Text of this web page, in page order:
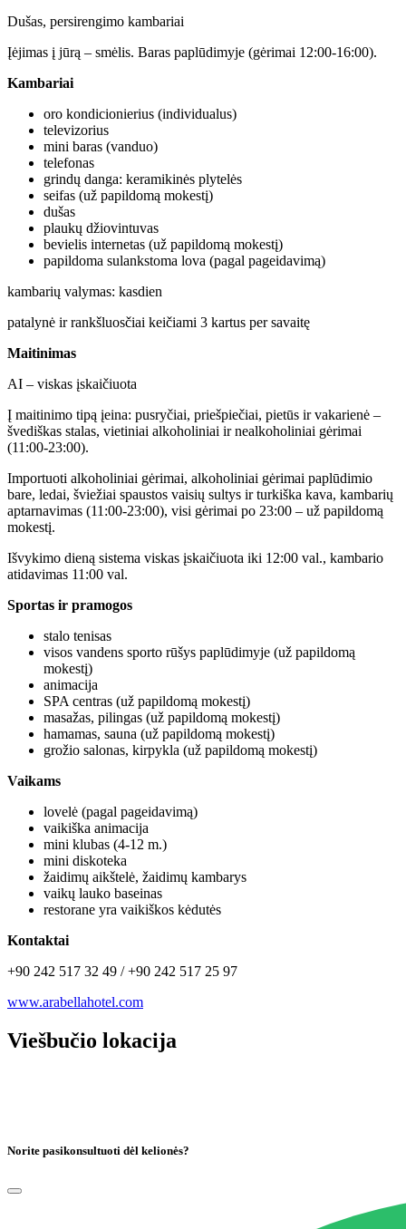
Dušas, persirengimo kambariai
Įėjimas į jūrą – smėlis. Baras paplūdimyje (gėrimai 12:00-16:00).
Kambariai
oro kondicionierius (individualus)
televizorius
mini baras (vanduo)
telefonas
grindų danga: keramikinės plytelės
seifas (už papildomą mokestį)
dušas
plaukų džiovintuvas
bevielis internetas (už papildomą mokestį)
papildoma sulankstoma lova (pagal pageidavimą)
kambarių valymas: kasdien
patalynė ir rankšluosčiai keičiami 3 kartus per savaitę
Maitinimas
AI – viskas įskaičiuota
Į maitinimo tipą įeina: pusryčiai, priešpiečiai, pietūs ir vakarienė –
švediškas stalas, vietiniai alkoholiniai ir nealkoholiniai gėrimai
(11:00-23:00).
Importuoti alkoholiniai gėrimai, alkoholiniai gėrimai paplūdimio
bare, ledai, šviežiai spaustos vaisių sultys ir turkiška kava, kambarių
aptarnavimas (11:00-23:00), visi gėrimai po 23:00 – už papildomą
mokestį.
Išvykimo dieną sistema viskas įskaičiuota iki 12:00 val., kambario
atidavimas 11:00 val.
Sportas ir pramogos
stalo tenisas
visos vandens sporto rūšys paplūdimyje (už papildomą
mokestį)
animacija
SPA centras (už papildomą mokestį)
masažas, pilingas (už papildomą mokestį)
hamamas, sauna (už papildomą mokestį)
grožio salonas, kirpykla (už papildomą mokestį)
Vaikams
lovelė (pagal pageidavimą)
vaikiška animacija
mini klubas (4-12 m.)
mini diskoteka
žaidimų aikštelė, žaidimų kambarys
vaikų lauko baseinas
restorane yra vaikiškos kėdutės
Kontaktai
+90 242 517 32 49 / +90 242 517 25 97
www.arabellahotel.com
Viešbučio lokacija
Norite pasikonsultuoti dėl kelionės?